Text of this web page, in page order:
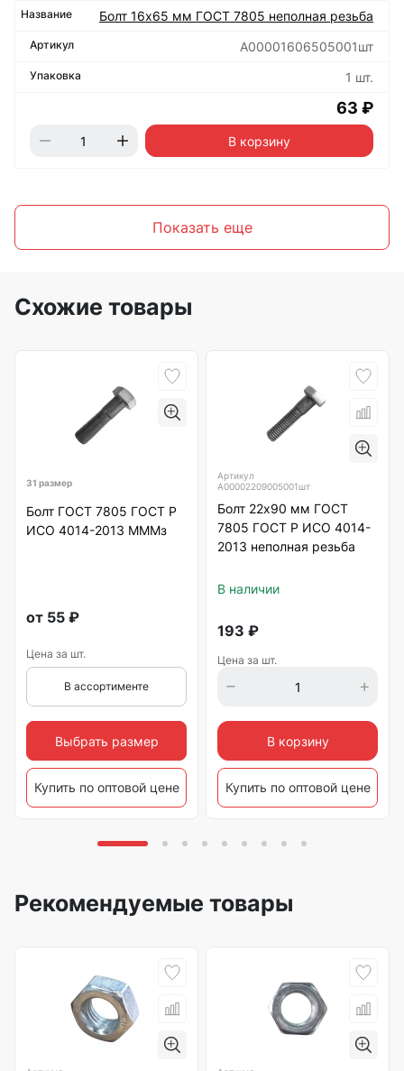
Болт 16х65 мм ГОСТ 7805 неполная резьба
А00001606505001шт
1 шт.
63 ₽
В корзину
Показать еще
Схожие товары
31 размер
Болт ГОСТ 7805 ГОСТ Р
ИСО 4014-2013 МММз
от 55 ₽
Цена за шт.
В ассортименте
Выбрать размер
Купить по оптовой цене
Артикул
А00002209005001шт
Болт 22х90 мм ГОСТ
7805 ГОСТ Р ИСО 4014-
2013 неполная резьба
В наличии
193 ₽
Цена за шт.
В корзину
Купить по оптовой цене
Рекомендуемые товары